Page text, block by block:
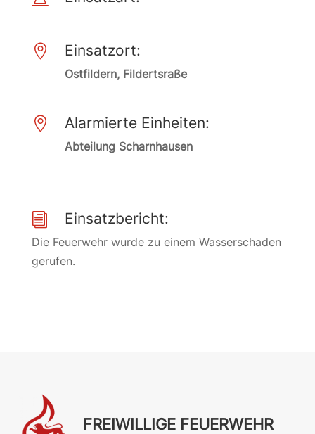
 Einsatzort:
Ostfildern, Fildertsraße
 Alarmierte Einheiten:
Abteilung Scharnhausen
i Einsatzbericht:
Die Feuerwehr wurde zu einem Wasserschaden
gerufen.
FREIWILLIGE FEUERWEHR